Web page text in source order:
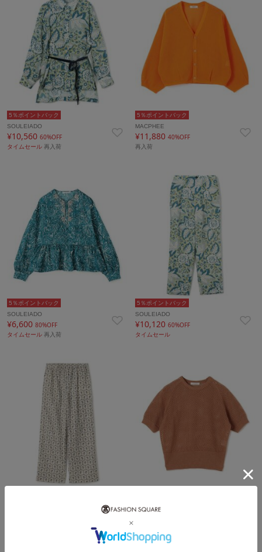
5％ポイントバック
SOULEIADO
¥10,560 60%OFF
タイムセール 再入荷
5％ポイントバック
MACPHEE
¥11,88040%OFF
再入荷
5％ポイントバック
SOULEIADO
¥6,600 80%OFF
タイムセール 再入荷
5％ポイントバック
SOULEIADO
¥10,12060%OFF
タイムセール
¥7,040